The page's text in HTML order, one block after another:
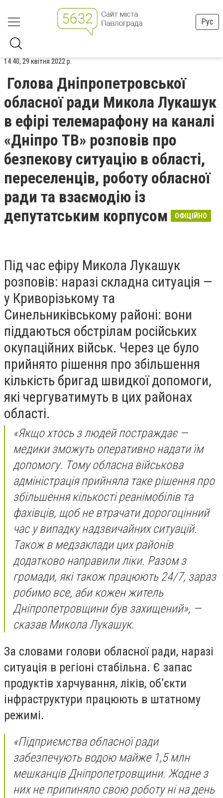
Рус
14:40, 29 квітня 2022 р.
Голова Дніпропетровської
обласної ради Микола Лукашук
в ефірі телемарафону на каналі
«Дніпро ТВ» розповів про
безпекову ситуацію в області,
переселенців, роботу обласної
ради та взаємодію із
депутатським корпусом
ОФІЦІЙНО
Під час ефіру Микола Лукашук
розповів: наразі складна ситуація —
у Криворізькому та
Синельниківському районі: вони
піддаються обстрілам російських
окупаційних військ. Через це було
прийнято рішення про збільшення
кількість бригад швидкої допомоги,
які чергуватимуть в цих районах
області.
«Якщо хтось з людей постраждає —
медики зможуть оперативно надати їм
допомогу. Тому обласна військова
адміністрація прийняла таке рішення про
збільшення кількості реанімобілів та
фахівців, щоб не втрачати дорогоцінний
час у випадку надзвичайних ситуацій.
Також в медзаклади цих районів
додатково направили ліки. Разом з
громади, які також працюють 24/7, зараз
робимо все, аби кожен житель
Дніпропетровщини був захищений», —
сказав Микола Лукашук.
За словами голови обласної ради, наразі
ситуація в регіоні стабільна. Є запас
продуктів харчування, ліків, об’єкти
інфраструктури працюють в штатному
режимі.
«Підприємства обласної ради
забезпечують водою майже 1,5 млн
мешканців Дніпропетровщини. Жодне з
них не припиняло свою роботу ні на день